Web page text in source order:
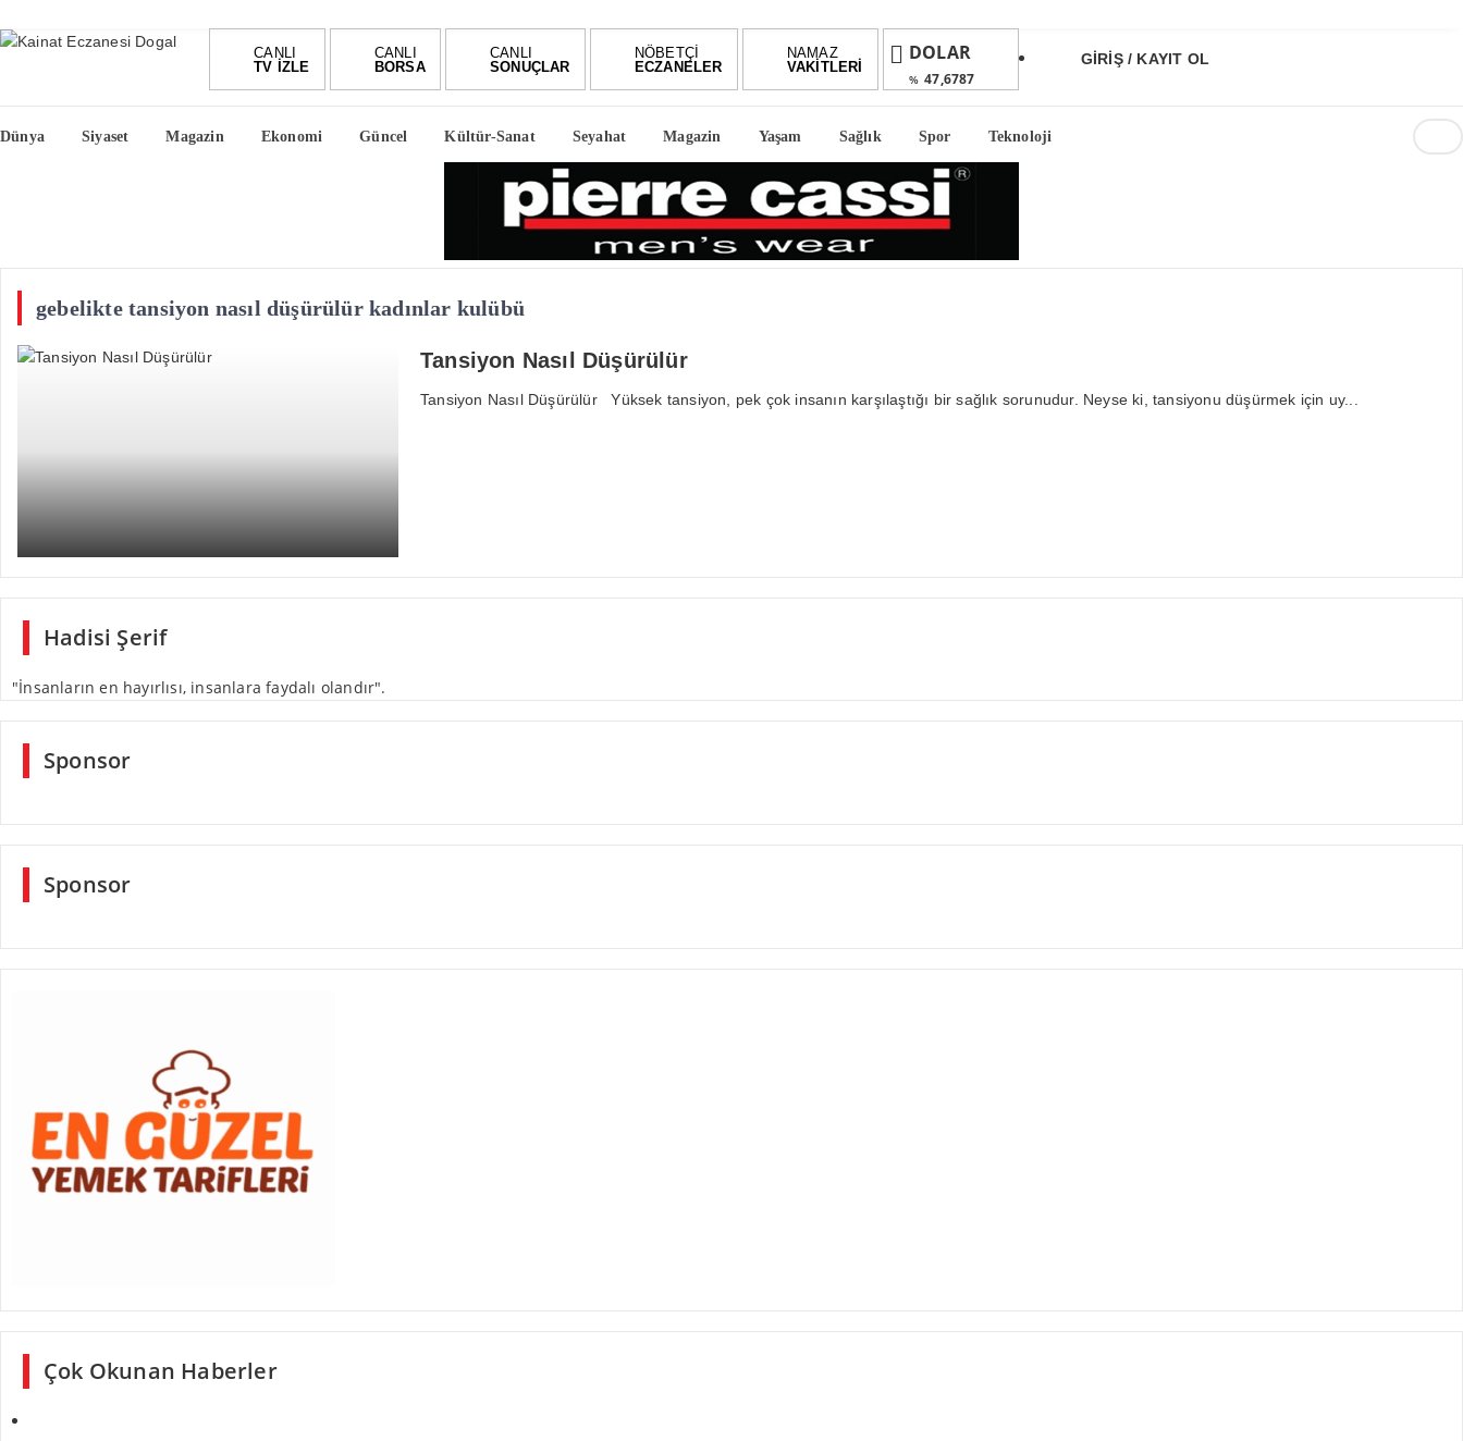
CANLI
TV İZLE
CANLI
BORSA
CANLI
SONUÇLAR
NÖBETÇİ
ECZANELER
NAMAZ
VAKİTLERİ
DOLAR
% 47,6787
% 55,1254
ALTIN
%2,59
GİRİŞ / KAYIT OL
Dünya Siyaset Magazin Ekonomi Güncel Kültür-Sanat Seyahat Magazin Yaşam Sağlık Spor Teknoloji
gebelikte tansiyon nasıl düşürülür kadınlar kulübü
Tansiyon Nasıl Düşürülür
Tansiyon Nasıl Düşürülür Yüksek tansiyon, pek çok insanın karşılaştığı bir sağlık sorunudur. Neyse ki, tansiyonu düşürmek için uy...
Hadisi Şerif
"İnsanların en hayırlısı, insanlara faydalı olandır".
Sponsor
Sponsor
Çok Okunan Haberler